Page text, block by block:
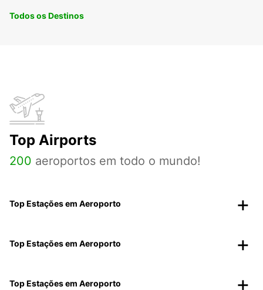
Todos os Destinos
Top Airports
200 aeroportos em todo o mundo!
Top Estações em Aeroporto
Top Estações em Aeroporto
Top Estações em Aeroporto